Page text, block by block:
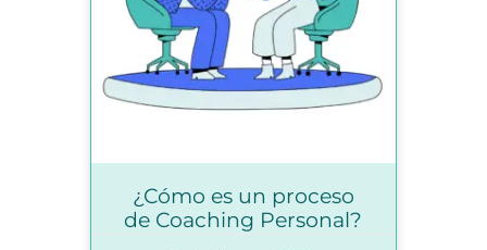
¿Cómo es un proceso
de Coaching Personal?